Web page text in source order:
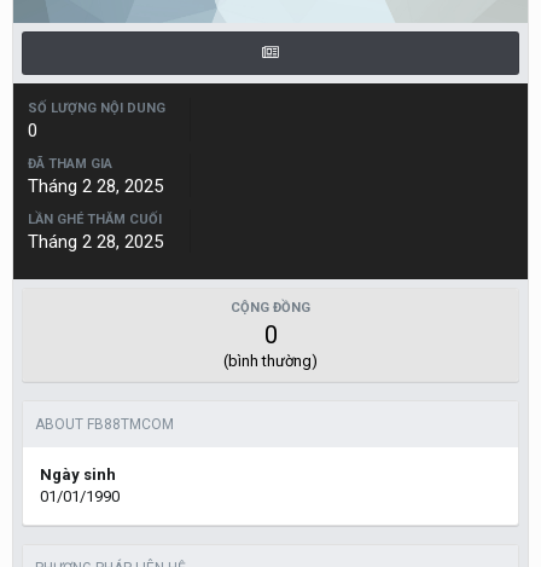
SỐ LƯỢNG NỘI DUNG
0
ĐÃ THAM GIA
Tháng 2 28, 2025
LẦN GHÉ THĂM CUỐI
Tháng 2 28, 2025
CỘNG ĐỒNG
0
(bình thường)
ABOUT FB88TMCOM
Ngày sinh
01/01/1990